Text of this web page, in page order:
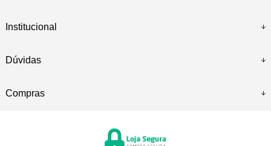
Institucional
Dúvidas
Compras